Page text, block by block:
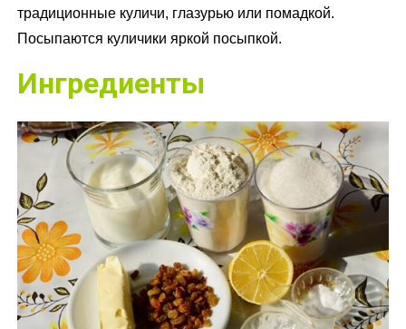
традиционные куличи, глазурью или помадкой.
Посыпаются куличики яркой посыпкой.
Ингредиенты